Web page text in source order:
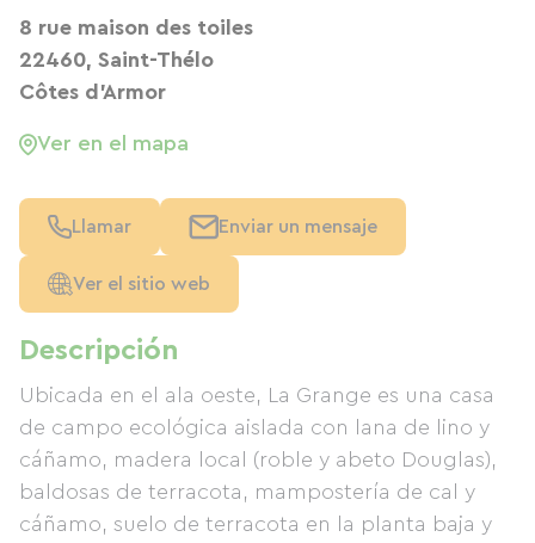
Descripción
Ubicada en el ala oeste, La Grange es una casa
de campo ecológica aislada con lana de lino y
cáñamo, madera local (roble y abeto Douglas),
baldosas de terracota, mampostería de cal y
cáñamo, suelo de terracota en la planta baja y
8 rue maison des toiles
22460, Saint-Thélo
Côtes d'Armor
Ver en el mapa
Llamar Enviar un mensaje
Ver el sitio web